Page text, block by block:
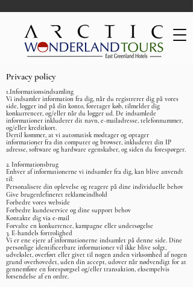
Privacy policy
1.Informationsindsamling
Vi indsamler information fra dig, når du registrerer dig på vores
side, logger ind på din konto, foretager køb, tilmelder dig
konkurrencer, og/eller når du logger ud. De indsamlede
informationer inkluderer dit navn, e-mailadresse, telefonnummer,
og/eller kreditkort.
Dertil kommer, at vi automatisk modtager og optager
informationer fra din computer og browser, inkluderet din IP
adresse, software og hardware egenskaber, og siden du forespørger.
2. Informationsbrug
Enhver af informationerne vi indsamler fra dig, kan blive anvendt
til:
Personalisere din oplevelse og reagere på dine individuelle behov
Give brugerdefineret reklameindhold
Forbedre vores webside
Forbedre kundeservice og dine support behov
Kontakte dig via e-mail
Forvalte en konkurrence, kampagne eller undersøgelse
3. E-handels fortrolighed
Vi er ene ejere af informationerne indsamlet på denne side. Dine
personlige identificerbare informationer vil ikke blive solgt,
udvekslet, overført eller givet til nogen anden virksomhed af nogen
grund overhovedet, uden din accept, udover når nødvendigt for at
gennemføre en forespørgsel og/eller transaktion, eksempelvis
forsendelse af en ordre.